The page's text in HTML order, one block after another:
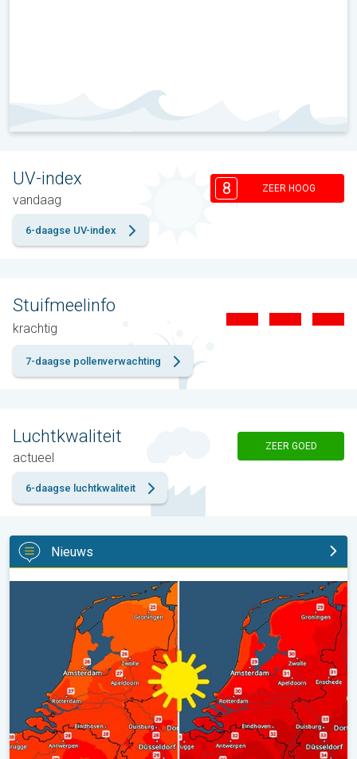
UV-index
vandaag
8 ZEER HOOG
6-daagse UV-index
Stuifmeelinfo
krachtig
7-daagse pollenverwachting
Luchtkwaliteit
actueel
ZEER GOED
6-daagse luchtkwaliteit
Nieuws
Volop zon en zomerse warmte. Weekendweer. . .